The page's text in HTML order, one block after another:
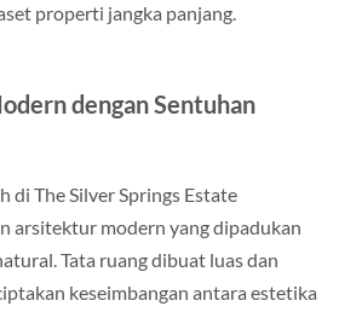
properti jangka panjang.
dengan Sentuhan
di The Silver Springs Estate
arsitektur modern yang dipadukan
Tata ruang dibuat luas dan
keseimbangan antara estetika